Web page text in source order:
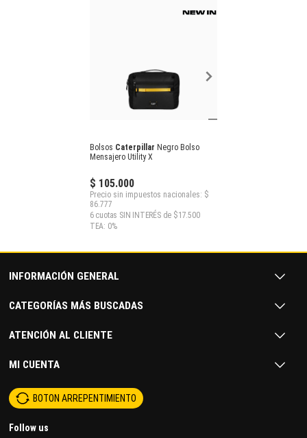
Bolsos Caterpillar Negro Bolso
Mensajero Utility X
$ 105.000
Precio sin impuestos nacionales: $
86.777
6 cuotas SIN INTERÉS de $17.500
TEA: 0%
INFORMACIÓN GENERAL
CATEGORÍAS MÁS BUSCADAS
ATENCIÓN AL CLIENTE
MI CUENTA
BOTON ARREPENTIMIENTO
Follow us